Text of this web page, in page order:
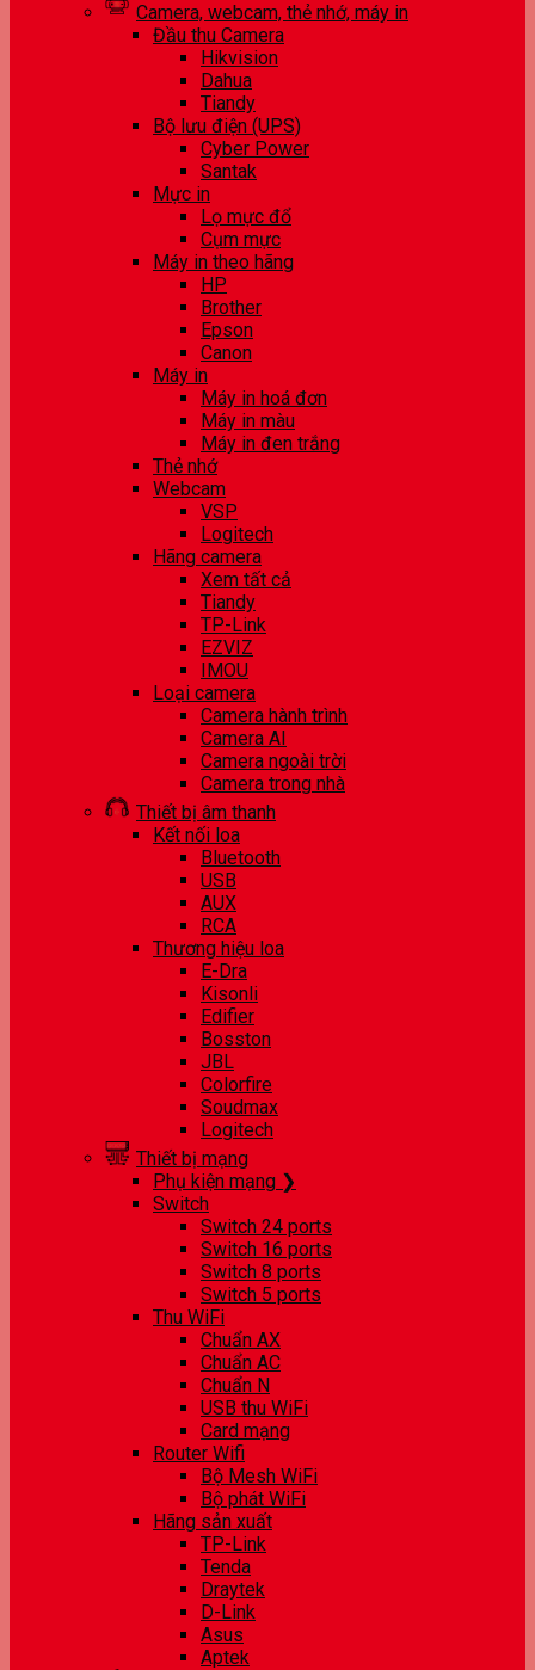
Camera, webcam, thẻ nhớ, máy in
Đầu thu Camera
Hikvision
Dahua
Tiandy
Bộ lưu điện (UPS)
Cyber Power
Santak
Mực in
Lọ mực đổ
Cụm mực
Máy in theo hãng
HP
Brother
Epson
Canon
Máy in
Máy in hoá đơn
Máy in màu
Máy in đen trắng
Thẻ nhớ
Webcam
VSP
Logitech
Hãng camera
Xem tất cả
Tiandy
TP-Link
EZVIZ
IMOU
Loại camera
Camera hành trình
Camera AI
Camera ngoài trời
Camera trong nhà
Thiết bị âm thanh
Kết nối loa
Bluetooth
USB
AUX
RCA
Thương hiệu loa
E-Dra
Kisonli
Edifier
Bosston
JBL
Colorfire
Soudmax
Logitech
Thiết bị mạng
Phụ kiện mạng ❯
Switch
Switch 24 ports
Switch 16 ports
Switch 8 ports
Switch 5 ports
Thu WiFi
Chuẩn AX
Chuẩn AC
Chuẩn N
USB thu WiFi
Card mạng
Router Wifi
Bộ Mesh WiFi
Bộ phát WiFi
Hãng sản xuất
TP-Link
Tenda
Draytek
D-Link
Asus
Aptek